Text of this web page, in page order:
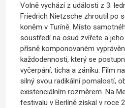
Volně vychází z události z 3.
Friedrich Nietzsche zhroutil po
koněm v Turíně. Místo
soustředí na osud zvířete a
přísně komponovaném
každodennosti, který se
vyčerpání, ticha a zániku. Film
silný svou radikální pomalostí,
existenciálním rozměrem. Na
festivalu v Berlíně získal v roce